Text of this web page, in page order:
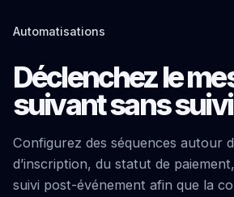
Automatisations
Déclenchez le
suivant sans
Configurez des séquences autour
d’inscription, du statut de
suivi post-événement afin que la